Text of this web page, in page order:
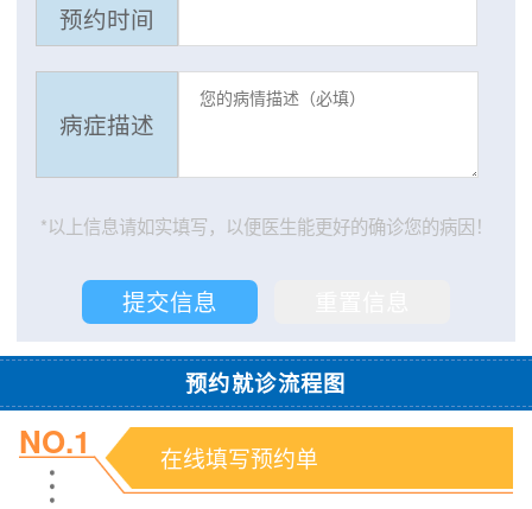
预约时间
病症描述
*以上信息请如实填写，以便医生能更好的确诊您的病因！
预约就诊流程图
NO.1 在线填写预约单